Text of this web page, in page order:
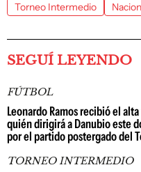
Torneo Intermedio
SEGUÍ LEYENDO
FÚTBOL
Leonardo Ramos recibió el
quién dirigirá a Danubio este
por el partido postergado del
TORNEO INTERMEDIO